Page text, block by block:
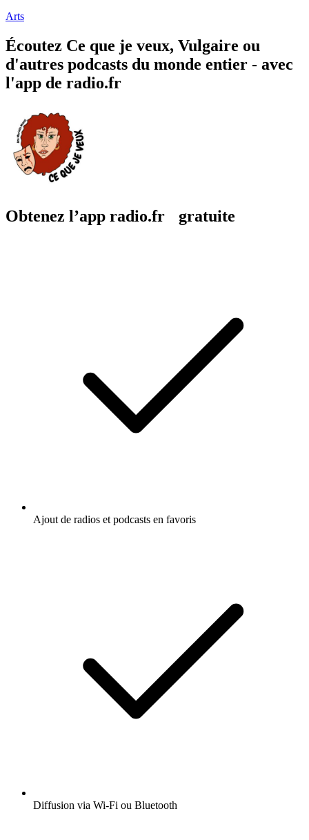
Arts
Écoutez Ce que je veux, Vulgaire ou
d'autres podcasts du monde entier - avec
l'app de radio.fr
Obtenez l’app radio.fr gratuite
Ajout de radios et podcasts en favoris
Diffusion via Wi-Fi ou Bluetooth